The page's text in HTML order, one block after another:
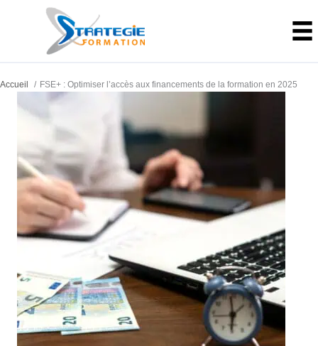
Accueil FSE+ : Optimiser l’accès aux financements de la formation en 2025